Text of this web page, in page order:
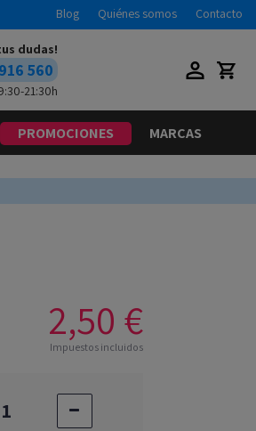
Blog Quiénes somos Contacto
dudas!
560
21:30h
PROMOCIONES MARCAS
2,50 €
Impuestos incluidos